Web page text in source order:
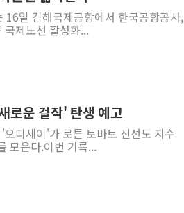
일 김해국제공항에서 한국공항공사,
제노선 활성화...
로운 걸작' 탄생 예고
디세이'가 로튼 토마토 신선도 지수
모은다.이번 기록...